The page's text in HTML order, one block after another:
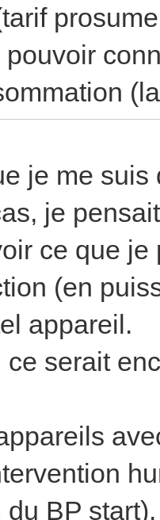
je me suis
je
ce que
(en
appareil.
serait
BP